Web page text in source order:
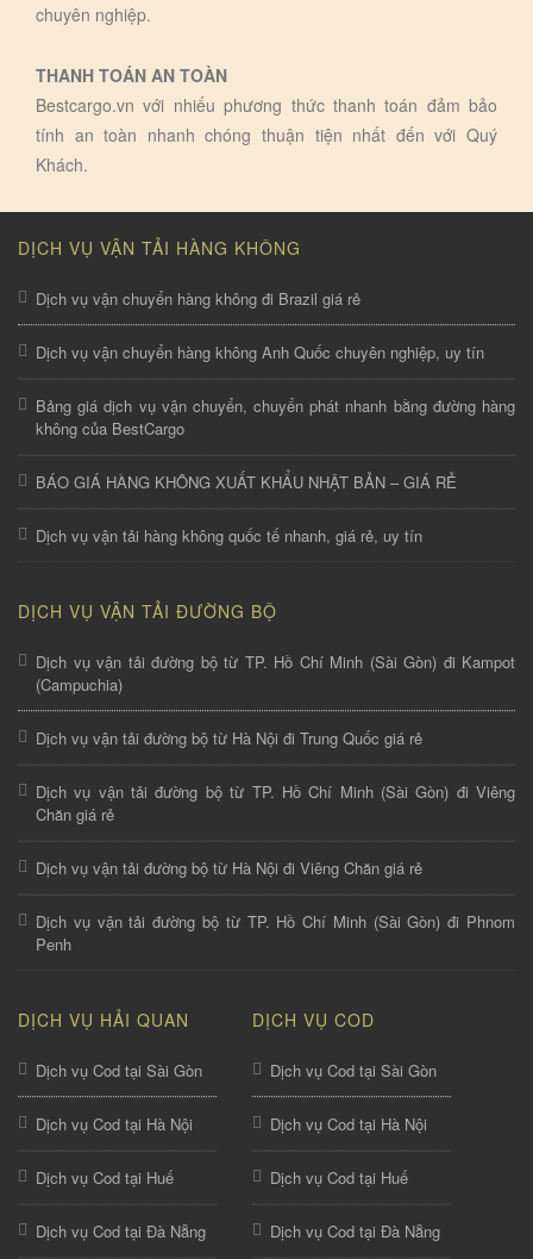
chuyên nghiệp.
THANH TOÁN AN TOÀN
Bestcargo.vn với nhiếu phương thức thanh toán đảm bảo
tính an toàn nhanh chóng thuận tiện nhất đến với Quý
Khách.
DỊCH VỤ VẬN TẢI HÀNG KHÔNG
Dịch vụ vận chuyển hàng không đi Brazil giá rẻ
Dịch vụ vận chuyển hàng không Anh Quốc chuyên nghiệp, uy tín
Bảng giá dịch vụ vận chuyển, chuyển phát nhanh bằng đường hàng
không của BestCargo
BÁO GIÁ HÀNG KHÔNG XUẤT KHẨU NHẬT BẢN – GIÁ RẺ
Dịch vụ vận tải hàng không quốc tế nhanh, giá rẻ, uy tín
DỊCH VỤ VẬN TẢI ĐƯỜNG BỘ
Dịch vụ vận tải đường bộ từ TP. Hồ Chí Minh (Sài Gòn) đi Kampot
(Campuchia)
Dịch vụ vận tải đường bộ từ Hà Nội đi Trung Quốc giá rẻ
Dịch vụ vận tải đường bộ từ TP. Hồ Chí Minh (Sài Gòn) đi Viêng
Chăn giá rẻ
Dịch vụ vận tải đường bộ từ Hà Nội đi Viêng Chăn giá rẻ
Dịch vụ vận tải đường bộ từ TP. Hồ Chí Minh (Sài Gòn) đi Phnom
Penh
DỊCH VỤ HẢI QUAN
Dịch vụ Cod tại Sài Gòn
Dịch vụ Cod tại Hà Nội
Dịch vụ Cod tại Huế
Dịch vụ Cod tại Đà Nẵng
DỊCH VỤ COD
Dịch vụ Cod tại Sài Gòn
Dịch vụ Cod tại Hà Nội
Dịch vụ Cod tại Huế
Dịch vụ Cod tại Đà Nẵng